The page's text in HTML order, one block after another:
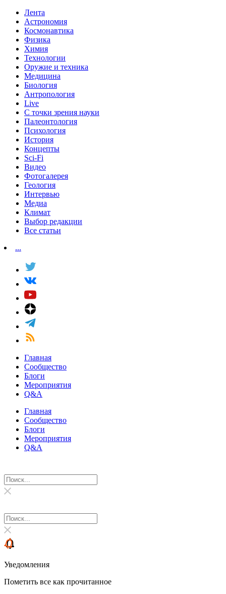
Лента
Астрономия
Космонавтика
Физика
Химия
Технологии
Оружие и техника
Медицина
Биология
Антропология
Live
С точки зрения науки
Палеонтология
Психология
История
Концепты
Sci-Fi
Видео
Фотогалерея
Геология
Интервью
Медиа
Климат
Выбор редакции
Все статьи
...
Главная
Сообщество
Блоги
Мероприятия
Q&A
Главная
Сообщество
Блоги
Мероприятия
Q&A
Уведомления
Пометить все как прочитанное